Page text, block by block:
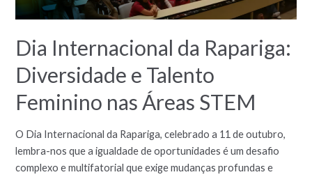
Dia Internacional da Rapariga:
Diversidade e Talento
Feminino nas Áreas STEM
O Dia Internacional da Rapariga, celebrado a 11 de outubro,
lembra-nos que a igualdade de oportunidades é um desafio
complexo e multifatorial que exige mudanças profundas e